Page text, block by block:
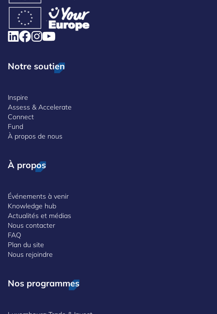
Notre soutien
Inspire
Assess & Accelerate
Connect
Fund
À propos de nous
À propos
Événements à venir
Knowledge hub
Actualités et médias
Nous contacter
FAQ
Plan du site
Nous rejoindre
Nos programmes